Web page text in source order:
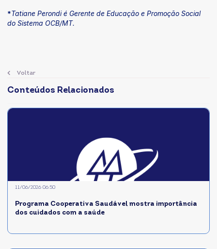
*Tatiane Perondi é Gerente de Educação e Promoção Social
do Sistema OCB/MT.
Voltar
Conteúdos Relacionados
Programa Cooperativa Saudável mostra importância
dos cuidados com a saúde
11/06/2026 06:50